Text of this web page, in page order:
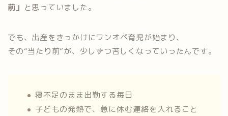
前」 と思っていました。
でも、出産をきっかけにワンオペ育児が始まり、
その“当たり前”が、少しずつ苦しくなっていったんです。
寝不足のまま出勤する毎日
子どもの発熱で、急に休む連絡を入れること